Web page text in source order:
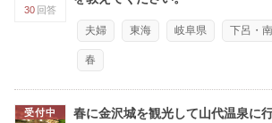
30 回答
夫婦 東海 岐阜県 下呂・
春
受付中
春に金沢城を観光して山代温泉に